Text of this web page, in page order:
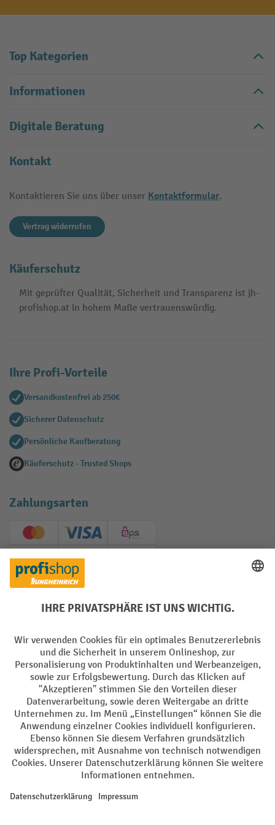
Top Kategorien
Informationen
Digitale Beratung
Kontakt
Kontaktieren Sie uns über unser Kontaktformular.
Vertrag widerrufen
Käuferschutz
Mit geprüfter Qualität, Sicherheit und Transparenz ist jh-
profishop.at in hohem Maße vertrauenswürdig.
Ihre Profi-Vorteile
Versandkostenfrei ab 250€
Sicherer Datenschutz
Persönliche Kaufberatung
Käuferschutz - Trusted Shops
Zahlungsarten
Creditcard (Master)Creditcard (Visa)
EPS
PayPal
Soziale Netzwerke
Impressum Datenschutz
Barrierefreiheit Privacy Settings
Alle Preise exkl. gesetzl. Mehrwertsteuer zzgl.Versandkostenund ggf.
Nachnahmegebühren, wenn nicht anders angegeben.
¹ Der Rabatt gilt so lange der Vorrat reicht. Der Rabatt gilt nicht auf
oder Gutscheinen ist nicht möglich. | ² Der Rabatt wird einmalig bei